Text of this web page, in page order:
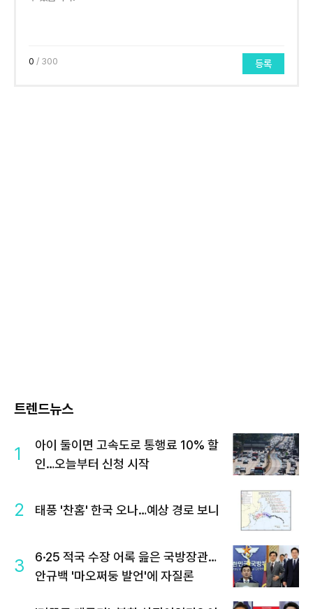
0 / 300 등록
트렌드뉴스
1
아이 둘이면 고속도로 통행료 10% 할
인…오늘부터 신청 시작
2 태풍 '찬홈' 한국 오나…예상 경로 보니
3
6·25 적국 수장 어록 읊은 국방장관…
안규백 '마오쩌둥 발언'에 자질론